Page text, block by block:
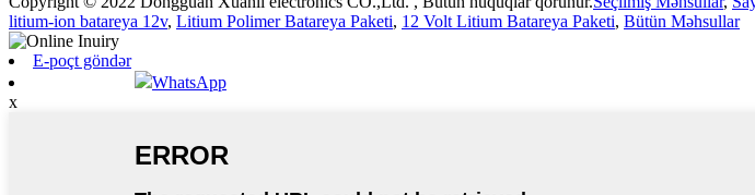
litium-ion batareya 12v, Litium Polimer Batareya Paketi, 12 Volt Litium Batareya Paketi, Bütün Məhsullar
E-poçt göndər
WhatsApp
x